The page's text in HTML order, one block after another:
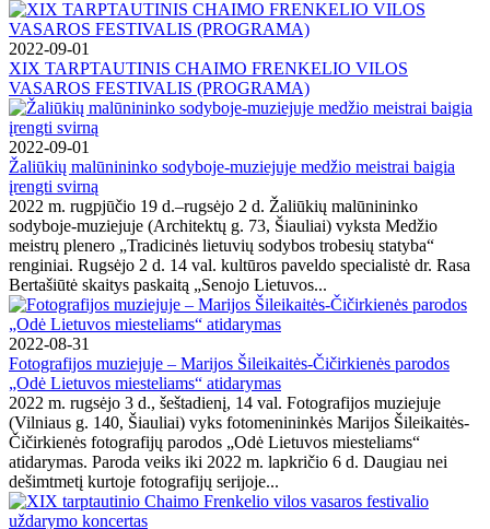
2022-09-01
XIX TARPTAUTINIS CHAIMO FRENKELIO VILOS
VASAROS FESTIVALIS (PROGRAMA)
2022-09-01
Žaliūkių malūnininko sodyboje-muziejuje medžio meistrai baigia
įrengti svirną
2022 m. rugpjūčio 19 d.–rugsėjo 2 d. Žaliūkių malūnininko
sodyboje-muziejuje (Architektų g. 73, Šiauliai) vyksta Medžio
meistrų plenero „Tradicinės lietuvių sodybos trobesių statyba“
renginiai. Rugsėjo 2 d. 14 val. kultūros paveldo specialistė dr. Rasa
Bertašiūtė skaitys paskaitą „Senojo Lietuvos...
2022-08-31
Fotografijos muziejuje – Marijos Šileikaitės-Čičirkienės parodos
„Odė Lietuvos miesteliams“ atidarymas
2022 m. rugsėjo 3 d., šeštadienį, 14 val. Fotografijos muziejuje
(Vilniaus g. 140, Šiauliai) vyks fotomenininkės Marijos Šileikaitės-
Čičirkienės fotografijų parodos „Odė Lietuvos miesteliams“
atidarymas. Paroda veiks iki 2022 m. lapkričio 6 d. Daugiau nei
dešimtmetį kurtoje fotografijų serijoje...